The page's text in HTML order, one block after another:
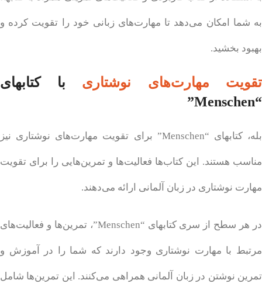
به شما امکان می‌دهد تا مهارت‌های زبانی خود را تقویت کرده و
بهبود بخشید.
تقویت مهارت‌های نوشتاری با کتابهای
“Menschen”
بله، کتابهای “Menschen” برای تقویت مهارت‌های نوشتاری نیز
مناسب هستند. این کتاب‌ها فعالیت‌ها و تمرین‌هایی را برای تقویت
مهارت نوشتاری در زبان آلمانی ارائه می‌دهند.
در هر سطح از سری کتابهای “Menschen”، تمرین‌ها و فعالیت‌های
مرتبط با مهارت نوشتاری وجود دارند که شما را در آموزش و
تمرین نوشتن در زبان آلمانی همراهی می‌کنند. این تمرین‌ها شامل